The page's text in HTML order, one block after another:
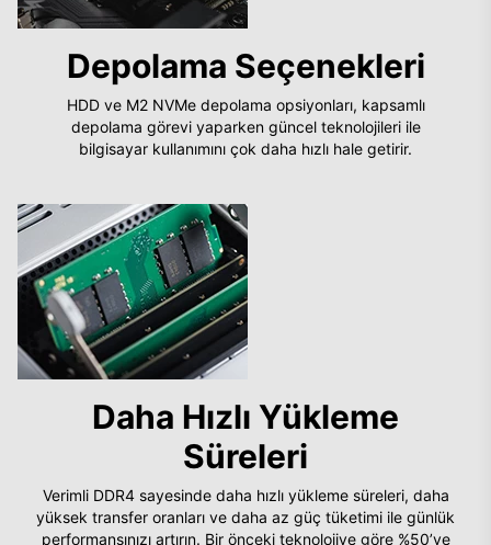
Depolama Seçenekleri
HDD ve M2 NVMe depolama opsiyonları, kapsamlı
depolama görevi yaparken güncel teknolojileri ile
bilgisayar kullanımını çok daha hızlı hale getirir.
Daha Hızlı Yükleme
Süreleri
Verimli DDR4 sayesinde daha hızlı yükleme süreleri, daha
yüksek transfer oranları ve daha az güç tüketimi ile günlük
performansınızı artırın. Bir önceki teknolojiye göre %50’ye